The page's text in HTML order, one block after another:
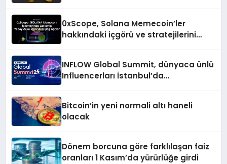
0xScope, Solana Memecoin’ler
hakkındaki içgörü ve stratejilerini
INFLOW Global Summit, dünyaca ünlü
Influencerları İstanbul’da
Bitcoin’in yeni normali altı haneli
olacak
Dönem borcuna göre farklılaşan faiz
oranları 1 Kasım’da yürürlüğe girdi